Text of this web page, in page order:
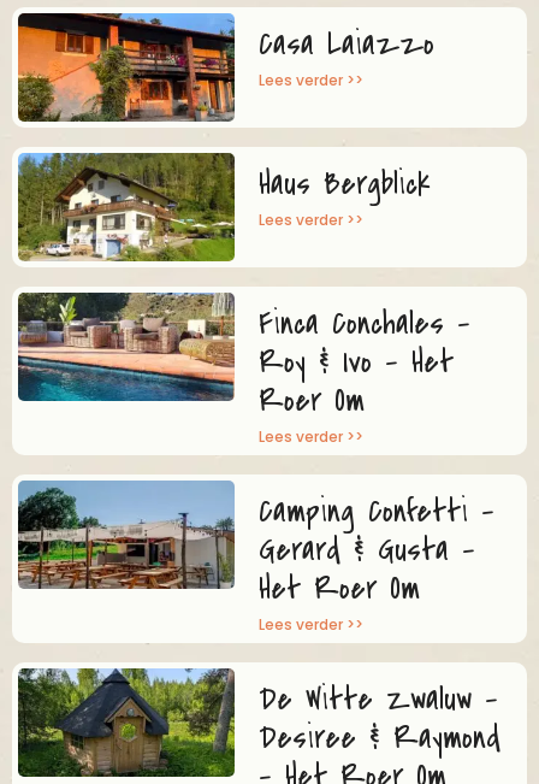
Casa Laiazzo
Lees verder >>
Haus Bergblick
Lees verder >>
Finca Conchales –
Roy & Ivo – Het
Roer Om
Lees verder >>
Camping Confetti –
Gerard & Gusta –
Het Roer Om
Lees verder >>
De Witte Zwaluw –
Desiree & Raymond